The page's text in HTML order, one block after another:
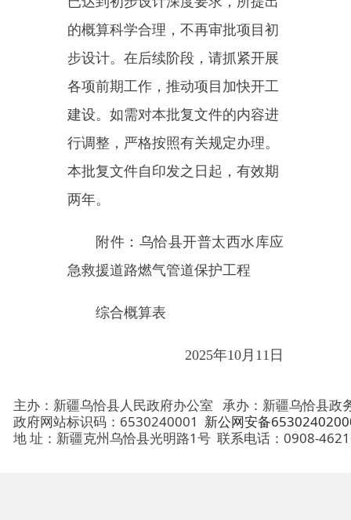
主办：新疆乌恰县人民政府办公室承办：新疆乌恰县政务服务
政府网站标识码：6530240001
新公网安备65302402000101号
地 址：新疆克州乌恰县光明路1号 联系电话：0908-4621030